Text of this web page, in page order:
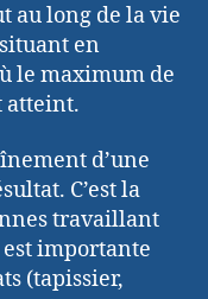
au long de la vie
en
le maximum de
atteint.
d’une
C’est la
travaillant
importante
(tapissier,